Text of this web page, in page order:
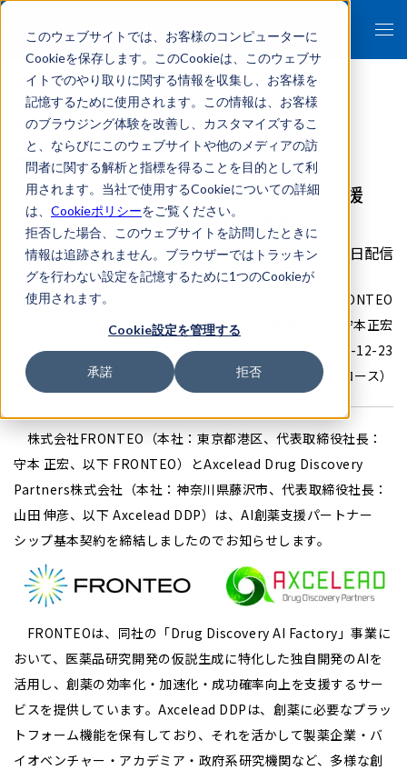
このウェブサイトでは、お客様のコンピューターに
Cookieを保存します。このCookieは、このウェブサ
イトでのやり取りに関する情報を収集し、お客様を
記憶するために使用されます。この情報は、お客様
のブラウジング体験を改善し、カスタマイズするこ
と、ならびにこのウェブサイトや他のメディアの訪
問者に関する解析と指標を得ることを目的として利
用されます。当社で使用するCookieについての詳細
は、 Cookieポリシーをご覧ください。
拒否した場合、このウェブサイトを訪問したときに
情報は追跡されません。ブラウザーではトラッキン
グを行わない設定を記憶するために1つのCookieが
使用されます。
Cookie設定を管理する
承諾 拒否
- 報道関係者各位 -
FRONTEOとAxcelead DDP、AI創薬支援
パートナーシップ基本契約を締結
2023年11月06日配信
株式会社FRONTEO
代表取締役社長 守本正宏
東京都港区港南2-12-23
（コード番号：2158東証グロース）
株式会社FRONTEO（本社：東京都港区、代表取締役社長：
守本 正宏、以下 FRONTEO）とAxcelead Drug Discovery
Partners株式会社（本社：神奈川県藤沢市、代表取締役社長：
山田 伸彦、以下 Axcelead DDP）は、AI創薬支援パートナー
シップ基本契約を締結しましたのでお知らせします。
FRONTEOは、同社の「Drug Discovery AI Factory」事業に
おいて、医薬品研究開発の仮説生成に特化した独自開発のAIを
活用し、創薬の効率化・加速化・成功確率向上を支援するサー
ビスを提供しています。Axcelead DDPは、創薬に必要なプラッ
トフォーム機能を保有しており、それを活かして製薬企業・バ
イオベンチャー・アカデミア・政府系研究機関など、多様な創